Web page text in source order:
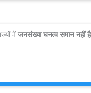
में जनसंख्या घनत्व समान नहीं है